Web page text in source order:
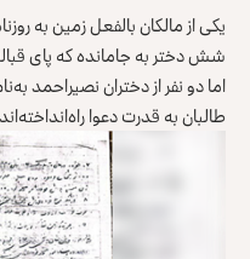
یکی از مالکان بالفعل زمین به
شش دختر به جامانده که پای
اما دو نفر از دختران نصیراحمد
طالبان به قدرت دعوا